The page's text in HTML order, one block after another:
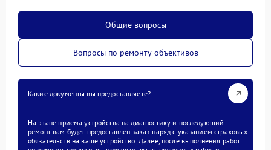
Общие вопросы
Вопросы по ремонту объективов
Какие документы вы предоставляете?
На этапе приема устройства на диагностику и последующий
ремонт вам будет предоставлен заказ-наряд с указанием страховых
обязательств на ваше устройство. Далее, после выполнения работ